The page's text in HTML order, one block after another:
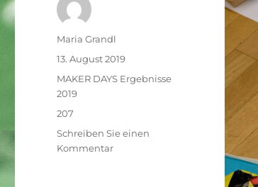
Autor
Maria Grandl
Veröffentlicht
13. August 2019
Kategorien
MAKER DAYS Ergebnisse
2019
Schlagwörter
207
Schreiben Sie einen
Kommentarzu